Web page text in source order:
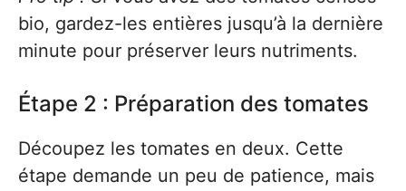
bio, gardez-les entières jusqu’à la dernière
minute pour préserver leurs nutriments.
Étape 2 : Préparation des tomates
Découpez les tomates en deux. Cette
étape demande un peu de patience, mais